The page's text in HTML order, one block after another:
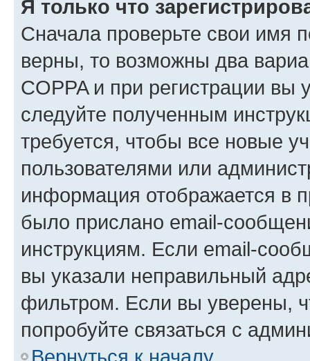
Я только что
Сначала проверьте свои имя
верны, то возможны два
COPPA и при регистрации вы
следуйте полученным
требуется, чтобы все новые
пользователями или
информация отображается в
было прислано email-
инструкциям. Если email-
вы указали неправильный
фильтром. Если вы уверены,
попробуйте связаться с
Вернуться к началу